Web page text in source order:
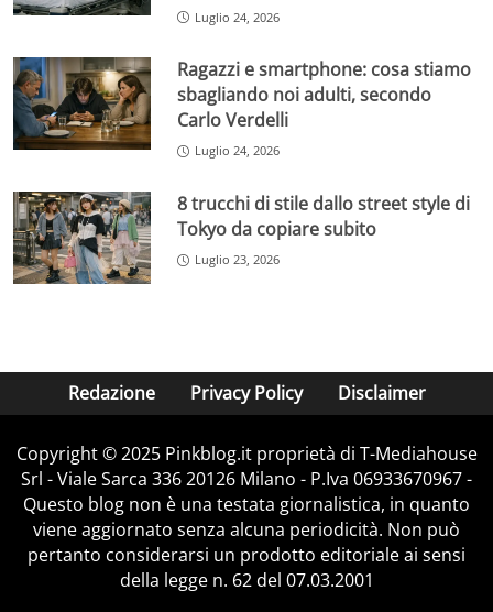
Luglio 24, 2026
Ragazzi e smartphone: cosa stiamo
sbagliando noi adulti, secondo
Carlo Verdelli
Luglio 24, 2026
8 trucchi di stile dallo street style di
Tokyo da copiare subito
Luglio 23, 2026
Redazione Privacy Policy Disclaimer
Copyright © 2025 Pinkblog.it proprietà di T-Mediahouse
Srl - Viale Sarca 336 20126 Milano - P.Iva 06933670967 -
Questo blog non è una testata giornalistica, in quanto
viene aggiornato senza alcuna periodicità. Non può
pertanto considerarsi un prodotto editoriale ai sensi
della legge n. 62 del 07.03.2001